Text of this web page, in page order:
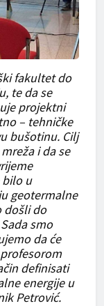
fakultet do
te da se
projektni
– tehničke
bušotinu. Cilj
i da se
bilo u
geotermalne
došli do
smo
da će
definisati
energije u
Petrović.